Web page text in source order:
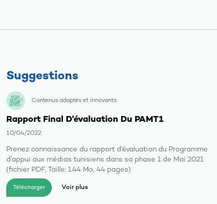
Suggestions
Contenus adaptés et innovants
Rapport Final D'évaluation Du PAMT1
10/04/2022
Prenez connaissance du rapport d’évaluation du Programme
d’appui aux médias tunisiens dans sa phase 1 de Mai 2021
(fichier PDF, Taille: 1.44 Mo, 44 pages)
Télécharger Voir plus